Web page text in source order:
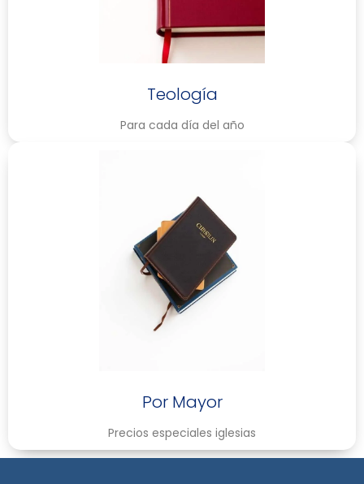
Teología
Para cada día del año
Por Mayor
Precios especiales iglesias